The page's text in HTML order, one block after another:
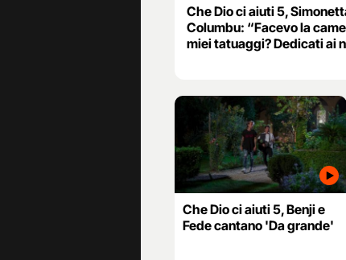
Che Dio ci aiuti 5,
Columbu: “Facevo la
miei tatuaggi? Dedicati ai
Che Dio ci aiuti 5, Benji e
Fede cantano 'Da grande'